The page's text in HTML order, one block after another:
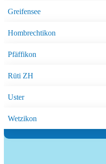
Greifensee
Hombrechtikon
Pfäffikon
Rüti ZH
Uster
Wetzikon